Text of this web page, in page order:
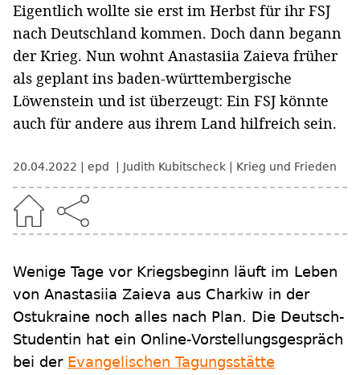
Eigentlich wollte sie erst im Herbst für ihr FSJ
nach Deutschland kommen. Doch dann begann
der Krieg. Nun wohnt Anastasiia Zaieva früher
als geplant ins baden-württembergische
Löwenstein und ist überzeugt: Ein FSJ könnte
auch für andere aus ihrem Land hilfreich sein.
20.04.2022 epd Judith Kubitscheck Krieg und Frieden
Wenige Tage vor Kriegsbeginn läuft im Leben
von Anastasiia Zaieva aus Charkiw in der
Ostukraine noch alles nach Plan. Die Deutsch-
Studentin hat ein Online-Vorstellungsgespräch
bei der Evangelischen Tagungsstätte